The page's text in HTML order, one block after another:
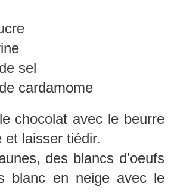
sel
cardamome
chocolat avec le beurre
et laisser tiédir.
des blancs d'oeufs
blanc en neige avec le